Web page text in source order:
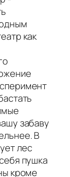
как
забаву
В
лес
пушка
кроме